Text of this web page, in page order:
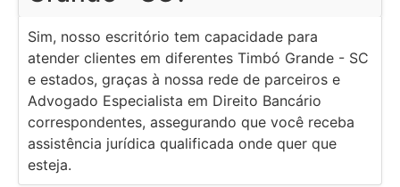
Sim, nosso escritório tem capacidade para
atender clientes em diferentes Timbó Grande - SC
e estados, graças à nossa rede de parceiros e
Advogado Especialista em Direito Bancário
correspondentes, assegurando que você receba
assistência jurídica qualificada onde quer que
esteja.